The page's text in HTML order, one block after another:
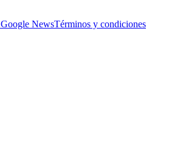
Google NewsTérminos y condiciones